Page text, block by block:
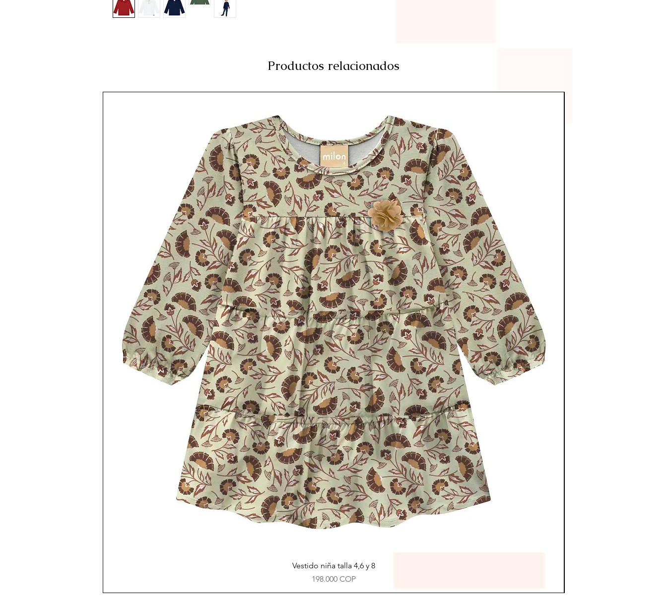
Productos relacionados
Vista rápida
Vestido niña talla 4,6 y 8
Precio
198.000 COP